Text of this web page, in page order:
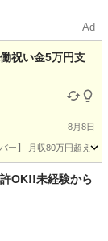
Ad
祝い金5万円支
8月8日
ー】 月収80万円超え
OK!!未経験から